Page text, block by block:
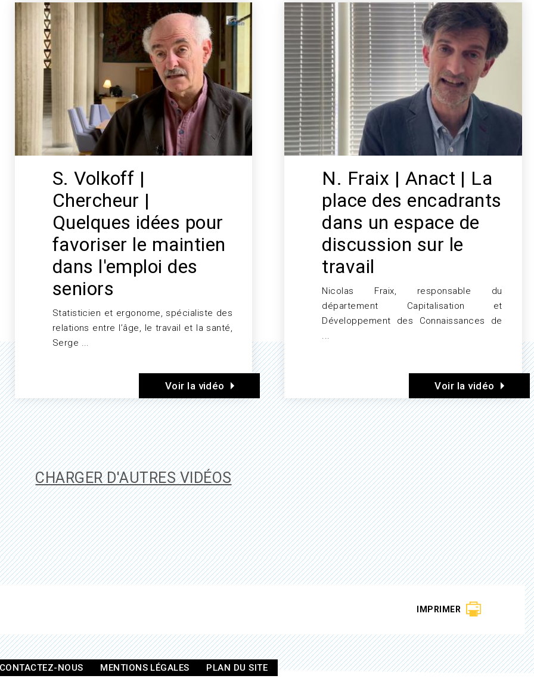
Image
S. Volkoff |
Chercheur |
Quelques idées pour
favoriser le maintien
dans l'emploi des
seniors
Texte
Statisticien et ergonome, spécialiste des
relations entre l’âge, le travail et la santé,
Serge ...
Voir la vidéo
Image
N. Fraix | Anact | La
place des encadrants
dans un espace de
discussion sur le
travail
Texte
Nicolas Fraix, responsable du
département Capitalisation et
Développement des Connaissances de
...
Voir la vidéo
CHARGER D'AUTRES VIDÉOS
IMPRIMER
CONTACTEZ-NOUS MENTIONS LÉGALES PLAN DU SITE